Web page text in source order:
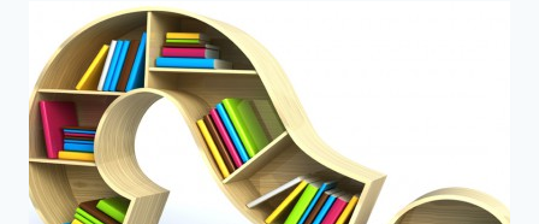
W
MUZEUM
ARCHEOLOGICZNYM
W
KRAKOWIE!